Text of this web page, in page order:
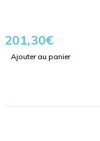
201,30€
Ajouter au panier